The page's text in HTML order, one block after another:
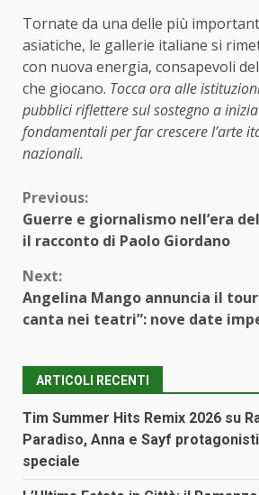
Tornate da una delle più
asiatiche, le gallerie italiane si
con nuova energia, consapevoli
che giocano. Tocca ora alle
pubblici riflettere sul sostegno a
fondamentali per far crescere l’arte
nazionali.
Continue
Reading
Previous:
Guerre e giornalismo nell’era
il racconto di Paolo Giordano
Next:
Angelina Mango annuncia il
canta nei teatri”: nove date
ARTICOLI RECENTI
Tim Summer Hits Remix 2026 su
Paradiso, Anna e Sayf
speciale